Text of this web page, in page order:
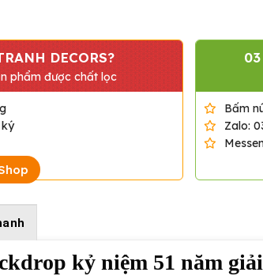
DECORS?
phẩm được chất lọc
Bấm
Zalo:
kỷ niệm 51 năm